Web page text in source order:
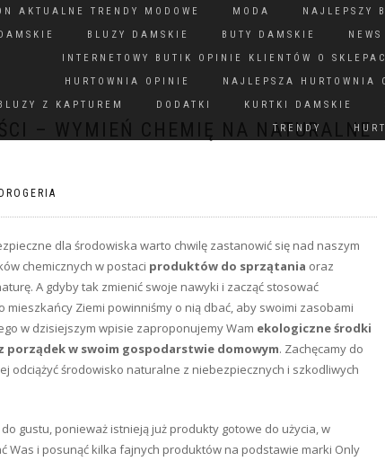
AKTUALNE TRENDY MODOWE MODA NAJLEPSZY
BLUZY DAMSKIE BUTY DAMSKIE NEWS
INTERNETOWY BUTIK OPINIE KLIENTÓW O
HURTOWNIA OPINIE
NAJLEPSZA HURTOWNIA
Z KAPTUREM
DODATKI KURTKI DAMSKIE
TRENDY
– WYMIEŃ CHEMIĘ NA NATURALNE
DROGERIA
dla środowiska warto chwilę zastanowić się nad naszym
chemicznych w postaci produktów do sprzątania oraz
A gdyby tak zmienić swoje nawyki i zacząć stosować
Ziemi powinniśmy o nią dbać, aby swoimi zasobami
w dzisiejszym wpisie zaproponujemy Wam ekologiczne środki
porządek w swoim gospodarstwie domowym. Zachęcamy do
odciążyć środowisko naturalne z niebezpiecznych i szkodliwych
gustu, ponieważ istnieją już produkty gotowe do użycia, w
Was i posunąć kilka fajnych produktów na podstawie marki Only